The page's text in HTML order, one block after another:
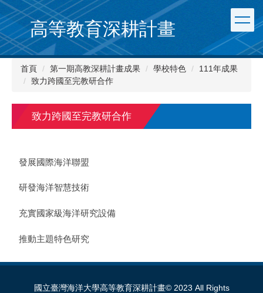
跳
到
主
要
內
高等教育深耕計畫
首頁 第一期高教深耕計畫成果 學校特色
111年成果
致力跨國至完教研合作
致力跨國至完教研合作
發展國際海洋聯盟
研發海洋智慧技術
充實國家級海洋研究設備
推動主題特色研究
國立臺灣海洋大學高等教育深耕計畫© 2023 All Rights